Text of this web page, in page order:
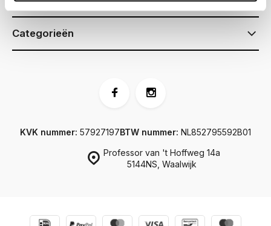
Categorieën
Professor van 't Hoffweg 14a
5144NS, Waalwijk
KVK nummer: 57927197BTW nummer: NL852795592B01